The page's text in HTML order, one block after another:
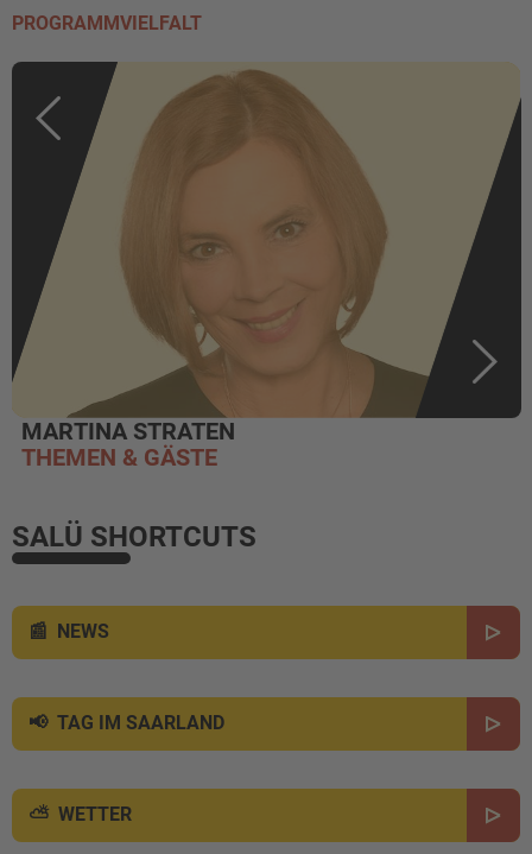
PROGRAMMVIELFALT
MARTINA STRATEN
THEMEN & GÄSTE
SALÜ SHORTCUTS
NEWS
TAG IM SAARLAND
WETTER